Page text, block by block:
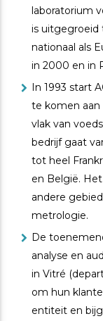
laboratorium
is uitgegroeid
nationaal als
in 2000 en in
In 1993 start
te komen aan
vlak van
bedrijf gaat
tot heel
en België.
andere
metrologie.
De
analyse en
in Vitré
om hun
entiteit en